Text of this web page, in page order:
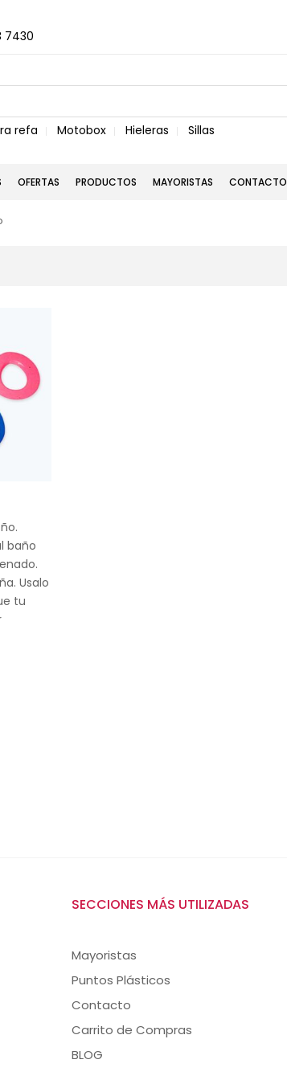
7430
refa Motobox Hieleras Sillas
OFERTAS PRODUCTOS MAYORISTAS CONTACTO
baño
Usalo
tu
SECCIONES MÁS UTILIZADAS
Mayoristas
Puntos Plásticos
Contacto
Carrito de Compras
BLOG